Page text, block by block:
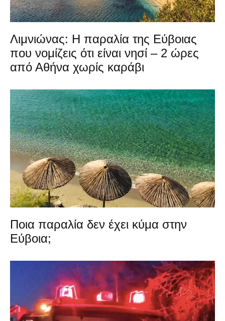
Λιμνιώνας: Η παραλία της Εύβοιας
που νομίζεις ότι είναι νησί – 2 ώρες
από Αθήνα χωρίς καράβι
Ποια παραλία δεν έχει κύμα στην
Εύβοια;